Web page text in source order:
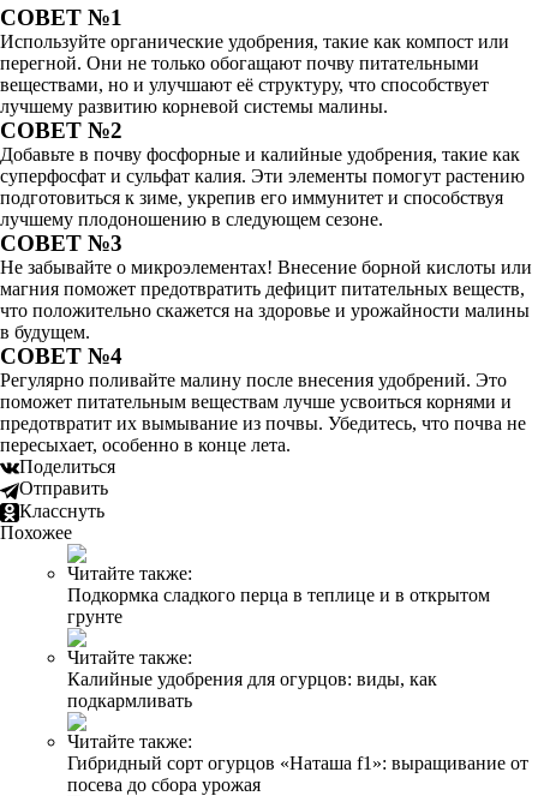
СОВЕТ №1
Используйте органические удобрения, такие как компост или
перегной. Они не только обогащают почву питательными
веществами, но и улучшают её структуру, что способствует
лучшему развитию корневой системы малины.
СОВЕТ №2
Добавьте в почву фосфорные и калийные удобрения, такие как
суперфосфат и сульфат калия. Эти элементы помогут растению
подготовиться к зиме, укрепив его иммунитет и способствуя
лучшему плодоношению в следующем сезоне.
СОВЕТ №3
Не забывайте о микроэлементах! Внесение борной кислоты или
магния поможет предотвратить дефицит питательных веществ,
что положительно скажется на здоровье и урожайности малины
в будущем.
СОВЕТ №4
Регулярно поливайте малину после внесения удобрений. Это
поможет питательным веществам лучше усвоиться корнями и
предотвратит их вымывание из почвы. Убедитесь, что почва не
пересыхает, особенно в конце лета.
Поделиться
Отправить
Класснуть
Похожее
Читайте также:
Подкормка сладкого перца в теплице и в открытом
грунте
Читайте также:
Калийные удобрения для огурцов: виды, как
подкармливать
Читайте также:
Гибридный сорт огурцов «Наташа f1»: выращивание от
посева до сбора урожая